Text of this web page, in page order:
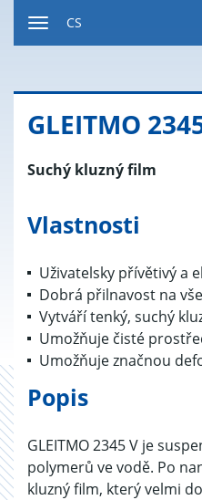
CS
GLEIT­MO
Suchý kluzný film
Vlastnosti
Uživatelsky přívětivý a
Dobrá přilnavost na
Vytváří tenký, suchý
Umožňuje čisté
Umožňuje značnou
Popis
GLEITMO 2345 V je
polymerů ve vodě. Po
kluzný film, který velmi